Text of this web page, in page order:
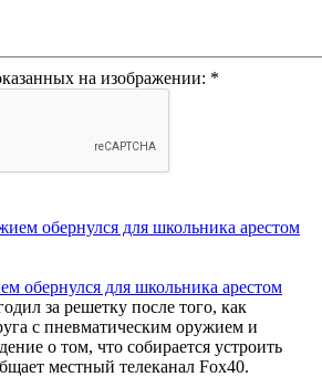
на изображении: *
обернулся для школьника арестом
за решетку после того, как
с пневматическим оружием и
о том, что собирается устроить
местный телеканал Fox40.